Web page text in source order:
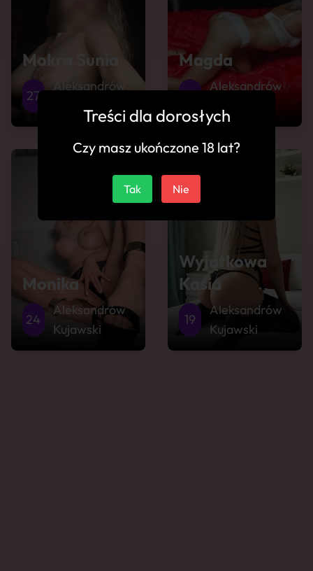
Mokra Sunia
27
Aleksandrów
Magda
33
Aleksandrów
Kujawski
Monika
24
Aleksandrów
Kujawski
Wyjątkowa
Kasia
19
Aleksandrów
Kujawski
Treści dla dorosłych
Czy masz ukończone 18 lat?
Tak Nie